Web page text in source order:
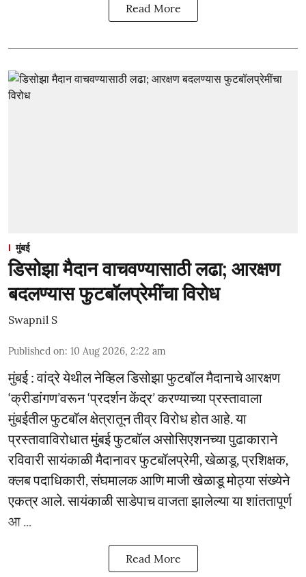
Read More
मुंबई
डिसोझा मैदान वाचवण्यासाठी लढा; आरक्षण
बदलण्यास फुटबॉलप्रेमींचा विरोध
Swapnil S
Published on: 10 Aug 2026, 2:22 am
मुंबई : वांद्रे येथील नेव्हिल डिसोझा फुटबॉल मैदानाचे आरक्षण
‘क्रीडांगण’वरून ‘प्रदर्शन केंद्र’ करण्याच्या प्रस्तावाला
मुंबईतील फुटबॉल क्षेत्रातून तीव्र विरोध होत आहे. या
प्रस्तावाविरोधात मुंबई फुटबॉल असोसिएशनच्या पुढाकाराने
रविवारी सायंकाळी मैदानावर फुटबॉलप्रेमी, खेळाडू, प्रशिक्षक,
क्लब पदाधिकारी, संघमालक आणि माजी खेळाडू मोठ्या संख्येने
एकत्र आले. सायंकाळी साडेपाच वाजता झालेल्या या शांततापूर्ण
आ ...
Read More